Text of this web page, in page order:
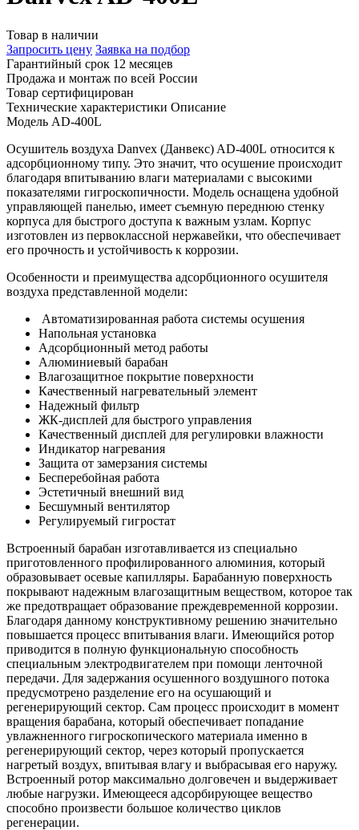
Товар в наличии
Запросить цену Заявка на подбор
Гарантийный срок 12 месяцев
Продажа и монтаж по всей России
Товар сертифицирован
Технические характеристики Описание
Модель AD-400L
Осушитель воздуха Danvex (Данвекс) AD-400L относится к
адсорбционному типу. Это значит, что осушение происходит
благодаря впитыванию влаги материалами с высокими
показателями гигроскопичности. Модель оснащена удобной
управляющей панелью, имеет съемную переднюю стенку
корпуса для быстрого доступа к важным узлам. Корпус
изготовлен из первоклассной нержавейки, что обеспечивает
его прочность и устойчивость к коррозии.
Особенности и преимущества адсорбционного осушителя
воздуха представленной модели:
Автоматизированная работа системы осушения
Напольная установка
Адсорбционный метод работы
Алюминиевый барабан
Влагозащитное покрытие поверхности
Качественный нагревательный элемент
Надежный фильтр
ЖК-дисплей для быстрого управления
Качественный дисплей для регулировки влажности
Индикатор нагревания
Защита от замерзания системы
Бесперебойная работа
Эстетичный внешний вид
Бесшумный вентилятор
Регулируемый гигростат
Встроенный барабан изготавливается из специально
приготовленного профилированного алюминия, который
образовывает осевые капилляры. Барабанную поверхность
покрывают надежным влагозащитным веществом, которое так
же предотвращает образование преждевременной коррозии.
Благодаря данному конструктивному решению значительно
повышается процесс впитывания влаги. Имеющийся ротор
приводится в полную функциональную способность
специальным электродвигателем при помощи ленточной
передачи. Для задержания осушенного воздушного потока
предусмотрено разделение его на осушающий и
регенерирующий сектор. Сам процесс происходит в момент
вращения барабана, который обеспечивает попадание
увлажненного гигроскопического материала именно в
регенерирующий сектор, через который пропускается
нагретый воздух, впитывая влагу и выбрасывая его наружу.
Встроенный ротор максимально долговечен и выдерживает
любые нагрузки. Имеющееся адсорбирующее вещество
способно произвести большое количество циклов
регенерации.